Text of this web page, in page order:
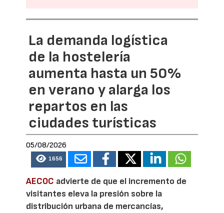
La demanda logística
de la hostelería
aumenta hasta un 50%
en verano y alarga los
repartos en las
ciudades turísticas
05/08/2026
1656
AECOC advierte de que el incremento de
visitantes eleva la presión sobre la
distribución urbana de mercancías,